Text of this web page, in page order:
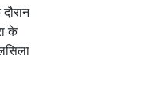
के